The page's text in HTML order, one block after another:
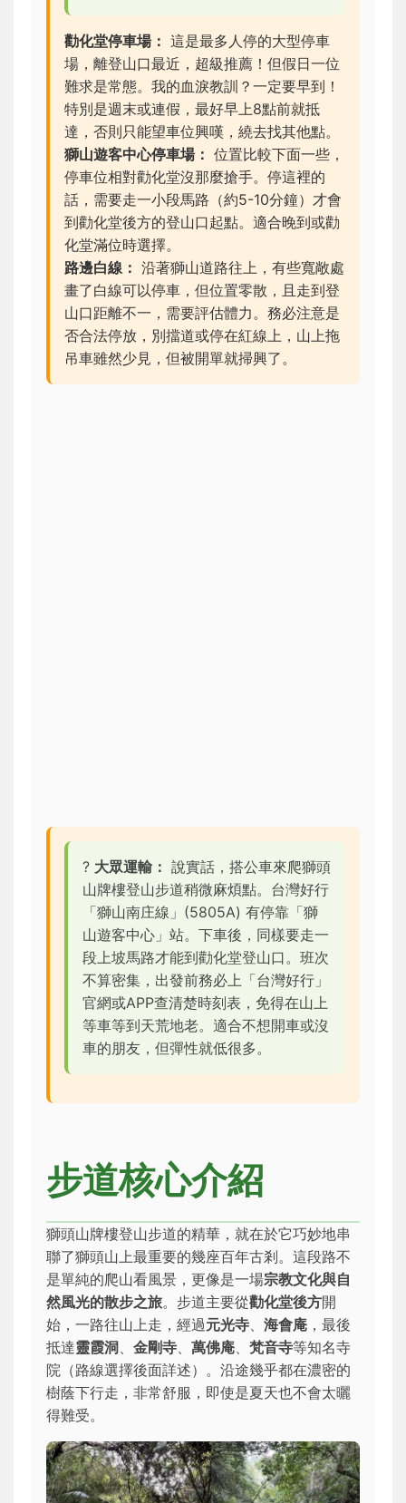
勸化堂停車場： 這是最多人停的大型停車
場，離登山口最近， 超級推薦 ！但假日一位
難求是常態。我的血淚教訓？ 一定要早到！
特別是週末或連假，最好早上8點前就抵
達，否則只能望車位興嘆，繞去找其他點。
獅山遊客中心停車場： 位置比較下面一些，
停車位相對勸化堂沒那麼搶手。停這裡的
話，需要走一小段馬路（約5-10分鐘）才會
到勸化堂後方的登山口起點。適合晚到或勸
化堂滿位時選擇。
路邊白線： 沿著獅山道路往上，有些寬敞處
畫了白線可以停車，但位置零散，且走到登
山口距離不一，需要評估體力。 務必注意是
否合法停放 ，別擋道或停在紅線上，山上拖
吊車雖然少見，但被開單就掃興了。
? 大眾運輸： 說實話，搭公車來爬獅頭
山牌樓登山步道稍微麻煩點。台灣好行
「獅山南庄線」(5805A) 有停靠「獅
山遊客中心」站。下車後，同樣要走一
段上坡馬路才能到勸化堂登山口。班次
不算密集，出發前務必上「台灣好行」
官網或APP查清楚時刻表，免得在山上
等車等到天荒地老。適合不想開車或沒
車的朋友，但彈性就低很多。
步道核心介紹
獅頭山牌樓登山步道的精華，就在於它巧妙地串
聯了獅頭山上最重要的幾座百年古剎。這段路不
是單純的爬山看風景，更像是一場宗教文化與自
然風光的散步之旅。步道主要從勸化堂後方開
始，一路往山上走，經過元光寺、 海會庵 ，最後
抵達靈霞洞、 金剛寺、 萬佛庵、 梵音寺等知名寺
院（路線選擇後面詳述）。沿途幾乎都在濃密的
樹蔭下行走，非常舒服，即使是夏天也不會太曬
得難受。